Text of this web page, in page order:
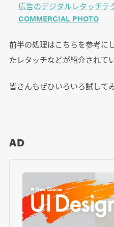
広告のデジタルレタッチテ
COMMERCIAL PHOTO
前半の処理はこちらを参考に
たレタッチなどが紹介されて
皆さんもぜひいろいろ試して
AD